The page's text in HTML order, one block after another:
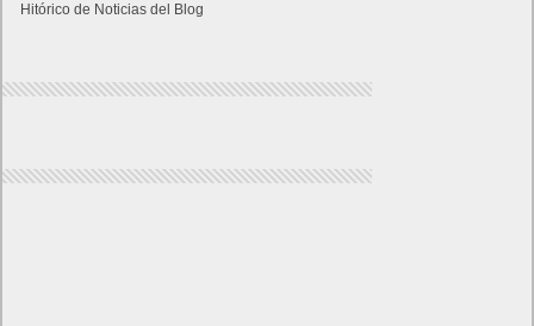
Hitórico de Noticias del Blog